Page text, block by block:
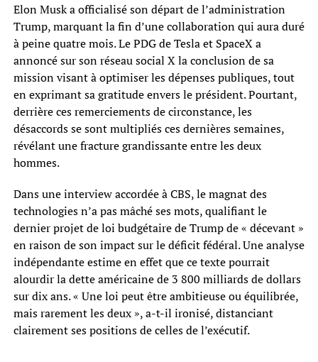
Elon Musk a officialisé son départ de l’administration
Trump, marquant la fin d’une collaboration qui aura duré
à peine quatre mois. Le PDG de Tesla et SpaceX a
annoncé sur son réseau social X la conclusion de sa
mission visant à optimiser les dépenses publiques, tout
en exprimant sa gratitude envers le président. Pourtant,
derrière ces remerciements de circonstance, les
désaccords se sont multipliés ces dernières semaines,
révélant une fracture grandissante entre les deux
hommes.
Dans une interview accordée à CBS, le magnat des
technologies n’a pas mâché ses mots, qualifiant le
dernier projet de loi budgétaire de Trump de « décevant »
en raison de son impact sur le déficit fédéral. Une analyse
indépendante estime en effet que ce texte pourrait
alourdir la dette américaine de 3 800 milliards de dollars
sur dix ans. « Une loi peut être ambitieuse ou équilibrée,
mais rarement les deux », a-t-il ironisé, distanciant
clairement ses positions de celles de l’exécutif.